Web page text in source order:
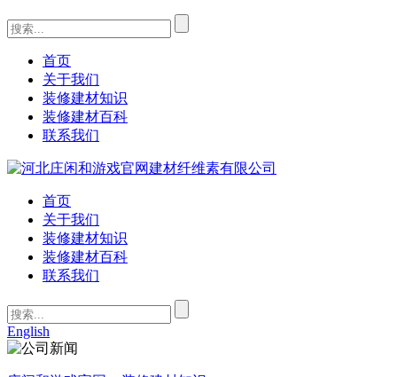
首页
关于我们
装修建材知识
装修建材百科
联系我们
首页
关于我们
装修建材知识
装修建材百科
联系我们
English